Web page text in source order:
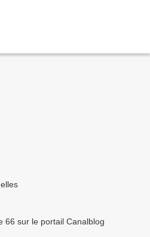
66 sur le portail Canalblog